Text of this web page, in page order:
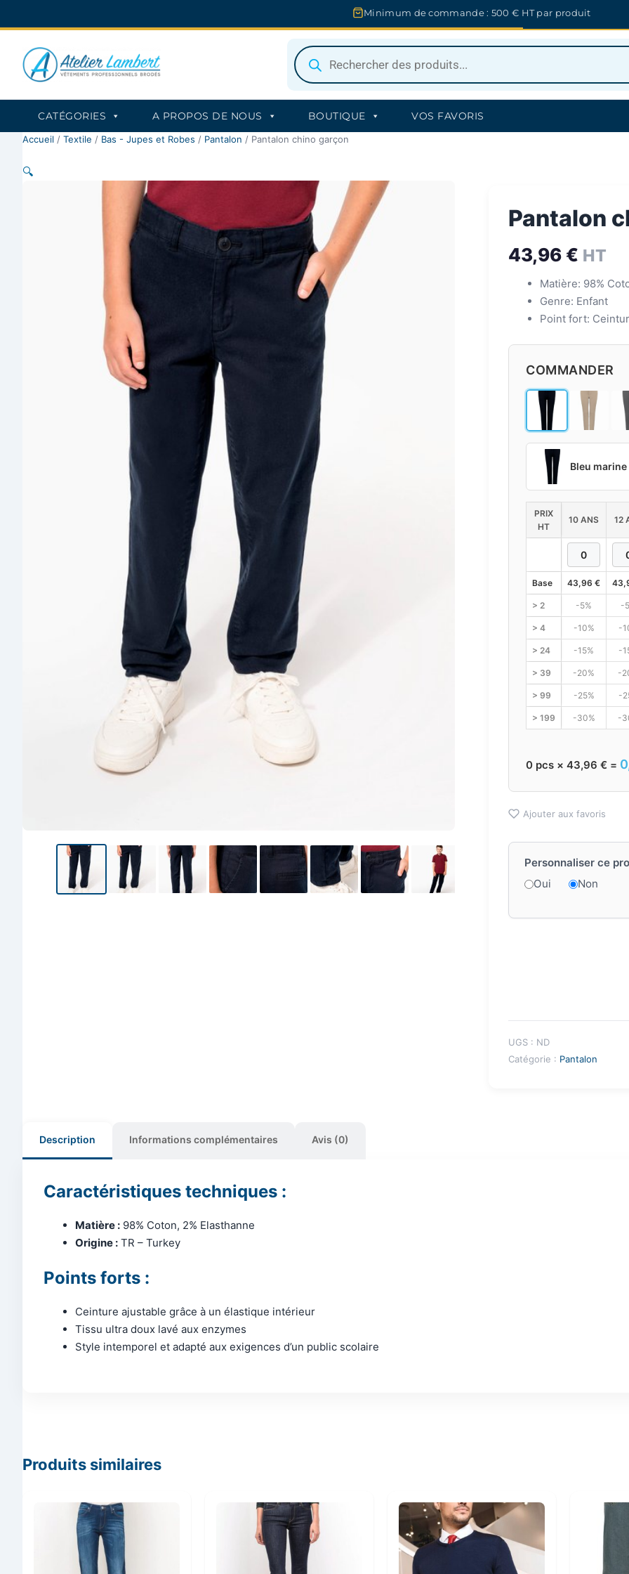
au
Minimum de commande : 500 € HT par produit
Recherche
de
produits
CATÉGORIES A PROPOS DE NOUS BOUTIQUE VOS FAVORIS
Accueil / Textile / Bas - Jupes et Robes / Pantalon / Pantalon chino garçon
🔍
Pantalon
43,96 € HT
Matière: 98%
Genre: Enfant
Point fort:
COMMANDER
Bleu
PRIX
HT
10 ANS 12
Base 43,96 €
> 2 -5% -
> 4 -10% -
> 24 -15% -
> 39 -20% -
> 99 -25% -
> 199 -30% -
0 pcs × 43,96 € =
Ajouter aux favoris
Personnaliser ce
Oui
Non
UGS : ND
Catégorie : Pantalon
Description Informations complémentaires Avis (0)
Caractéristiques techniques :
Matière : 98% Coton, 2% Elasthanne
Origine : TR – Turkey
Points forts :
Ceinture ajustable grâce à un élastique intérieur
Tissu ultra doux lavé aux enzymes
Style intemporel et adapté aux exigences d’un public scolaire
Produits similaires